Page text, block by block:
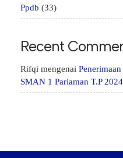
Ppdb (33)
Recent
Rifqi mengenai
SMAN 1 Pariaman T.P